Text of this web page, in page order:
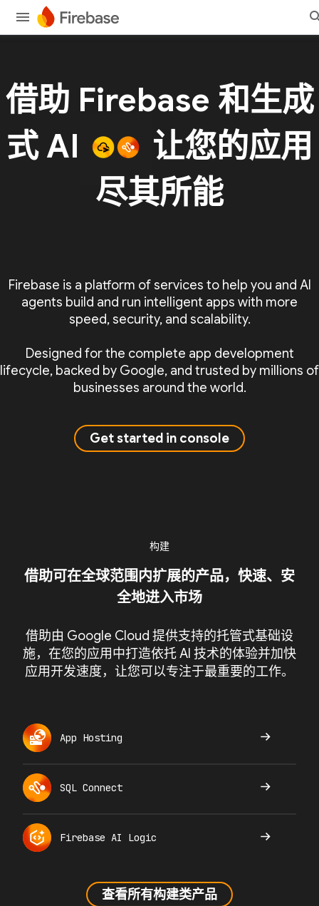
借助 Firebase 和生成
式 AI
让您的应用
尽其所能
Firebase is a platform of services to help you and AI
agents build and run intelligent apps with more
speed, security, and scalability.
Designed for the complete app development
lifecycle, backed by Google, and trusted by millions of
businesses around the world.
Get started in console
构建
借助可在全球范围内扩展的产品，快速、安
全地进入市场
借助由 Google Cloud 提供支持的托管式基础设
施，在您的应用中打造依托 AI 技术的体验并加快
应用开发速度，让您可以专注于最重要的工作。
App Hosting
SQL Connect
Firebase AI Logic
查看所有构建类产品